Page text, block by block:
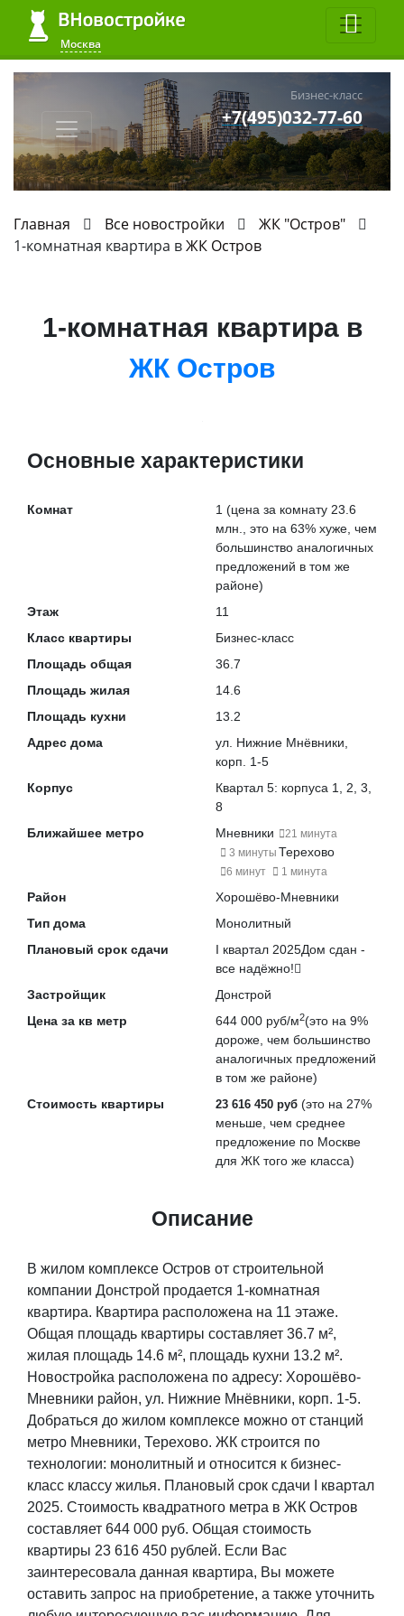
Москва
Бизнес-класс
+7(495)032-77-60
Главная Все новостройки
ЖК "Остров"
1-комнатная квартира вЖК Остров
1-комнатная квартира в
ЖК Остров
Основные характеристики
Комнат 1 (цена за комнату 23.6
млн., это на 63% хуже , чем
большинство аналогичных
предложений в том же
районе)
Этаж
11
Класс квартиры
Бизнес-класс
Площадь общая
36.7
Площадь жилая
14.6
Площадь кухни
13.2
Адрес дома
ул. Нижние Мнёвники,
корп. 1-5
Корпус
Квартал 5: корпуса 1, 2, 3,
8
Ближайшее метро
Мневники
21 минута
3 минуты Терехово
6 минут 1 минута
Район
Хорошёво-Мневники
Тип дома
Монолитный
Плановый срок сдачи
I квартал 2025Дом сдан -
все надёжно!
Застройщик
Донстрой
Цена за кв метр
644 000 руб/м2(это на 9%
дороже , чем большинство
аналогичных предложений
в том же районе)
Стоимость квартиры
23 616 450 руб (это на 27%
меньше , чем среднее
предложение по Москве
для ЖК того же класса)
Описание
В жилом комплексе Остров от строительной
компании Донстрой продается 1-комнатная
квартира. Квартира расположена на 11 этаже.
Общая площадь квартиры составляет 36.7 м²,
жилая площадь 14.6 м², площадь кухни 13.2 м².
Новостройка расположена по адресу: Хорошёво-
Мневники район, ул. Нижние Мнёвники, корп. 1-5.
Добраться до жилом комплексе можно от станций
метро Мневники, Терехово. ЖК строится по
технологии: монолитный и относится к бизнес-
класс классу жилья. Плановый срок сдачи I квартал
2025. Стоимость квадратного метра в ЖК Остров
составляет 644 000 руб. Общая стоимость
квартиры 23 616 450 рублей. Если Вас
заинтересовала данная квартира, Вы можете
оставить запрос на приобретение, а также уточнить